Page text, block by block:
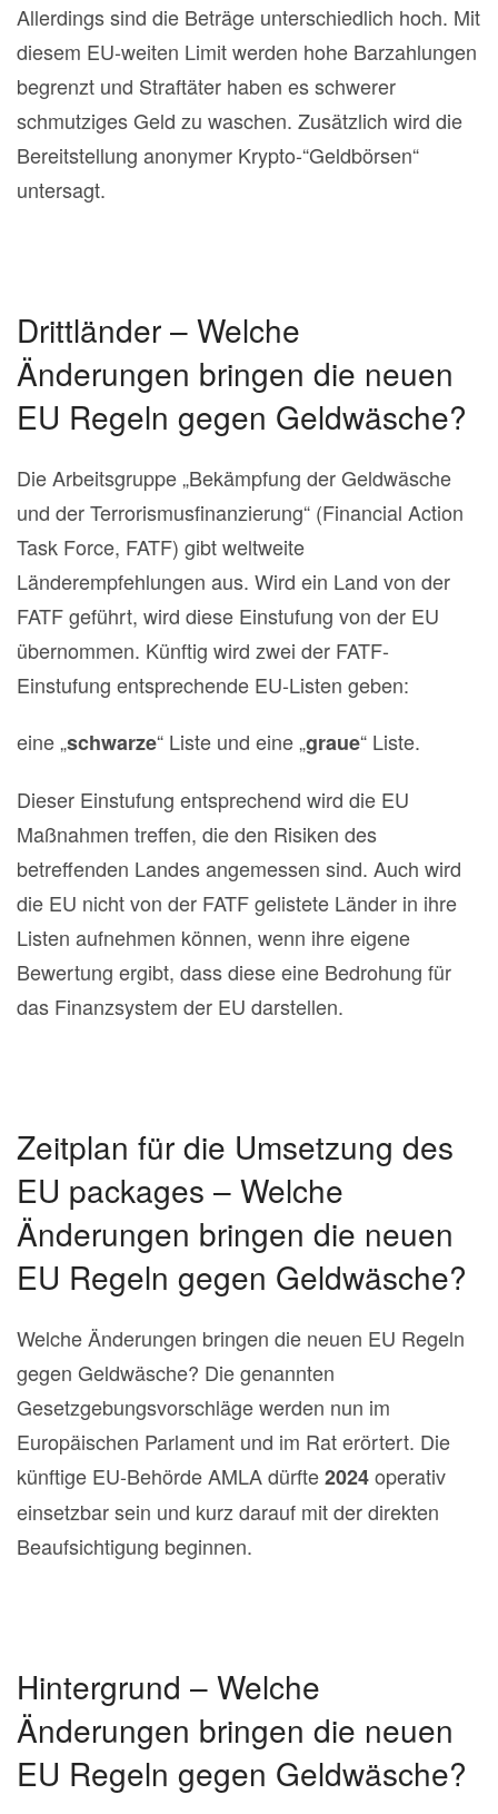
Allerdings sind die Beträge unterschiedlich hoch. Mit
diesem EU-weiten Limit werden hohe Barzahlungen
begrenzt und Straftäter haben es schwerer
schmutziges Geld zu waschen. Zusätzlich wird die
Bereitstellung anonymer Krypto-“Geldbörsen“
untersagt.
Drittländer – Welche
Änderungen bringen die neuen
EU Regeln gegen Geldwäsche?
Die Arbeitsgruppe „Bekämpfung der Geldwäsche
und der Terrorismusfinanzierung“ (Financial Action
Task Force, FATF) gibt weltweite
Länderempfehlungen aus. Wird ein Land von der
FATF geführt, wird diese Einstufung von der EU
übernommen. Künftig wird zwei der FATF-
Einstufung entsprechende EU-Listen geben:
eine „schwarze“ Liste und eine „graue“ Liste.
Dieser Einstufung entsprechend wird die EU
Maßnahmen treffen, die den Risiken des
betreffenden Landes angemessen sind. Auch wird
die EU nicht von der FATF gelistete Länder in ihre
Listen aufnehmen können, wenn ihre eigene
Bewertung ergibt, dass diese eine Bedrohung für
das Finanzsystem der EU darstellen.
Zeitplan für die Umsetzung des
EU packages – Welche
Änderungen bringen die neuen
EU Regeln gegen Geldwäsche?
Welche Änderungen bringen die neuen EU Regeln
gegen Geldwäsche? Die genannten
Gesetzgebungsvorschläge werden nun im
Europäischen Parlament und im Rat erörtert. Die
künftige EU-Behörde AMLA dürfte2024operativ
einsetzbar sein und kurz darauf mit der direkten
Beaufsichtigung beginnen.
Hintergrund – Welche
Änderungen bringen die neuen
EU Regeln gegen Geldwäsche?